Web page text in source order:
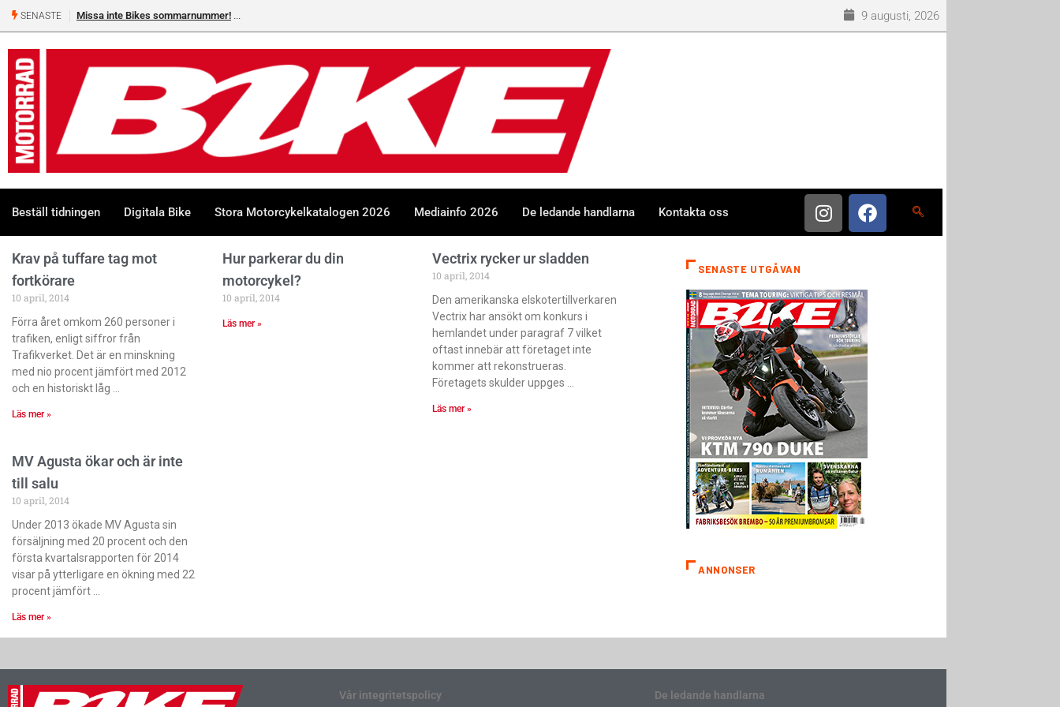
SENASTE Missa inte Bikes sommarnummer! 9 augusti, 2026
Beställ tidningen Digitala Bike Stora Motorcykelkatalogen 2026 Mediainfo 2026 De ledande handlarna Kontakta oss
Krav på tuffare tag mot
fortkörare
10 april, 2014
Förra året omkom 260 personer i
trafiken, enligt siffror från
Trafikverket. Det är en minskning
med nio procent jämfört med 2012
och en historiskt låg
Läs mer »
Hur parkerar du din
motorcykel?
10 april, 2014
Läs mer »
Vectrix rycker ur sladden
10 april, 2014
Den amerikanska elskotertillverkaren
Vectrix har ansökt om konkurs i
hemlandet under paragraf 7 vilket
oftast innebär att företaget inte
kommer att rekonstrueras.
Företagets skulder uppges
Läs mer »
MV Agusta ökar och är inte
till salu
10 april, 2014
Under 2013 ökade MV Agusta sin
försäljning med 20 procent och den
första kvartalsrapporten för 2014
visar på ytterligare en ökning med 22
procent jämfört
Läs mer »
SENASTE UTGÅVAN
ANNONSER
Vår integritetspolicy De ledande handlarna